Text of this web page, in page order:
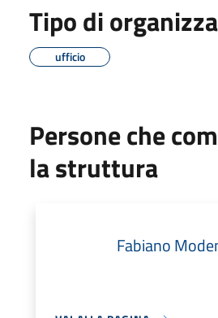
Tipo di
ufficio
Persone che
la struttura
Fabiano